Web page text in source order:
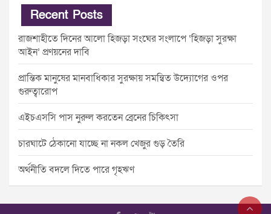
Recent Posts
রাজশাহীতে দিনের আলো হিজড়া সংঘের সংলাপে ‘হিজড়া সুরক্ষা
আইন’ প্রণয়নের দাবি
প্রান্তিক মানুষের মানবাধিকার সুরক্ষায় সমন্বিত উদ্যোগের ওপর
গুরুত্বারোপ
এইচএসসি পাস নুরুল করতেন ব্রেনের চিকিৎসা
চারঘাটে ঠেকানো যাচ্ছে না নকল খেজুর গুড় তৈরি
অর্থনীতি বদলে দিতে পারে গৃহঋণ